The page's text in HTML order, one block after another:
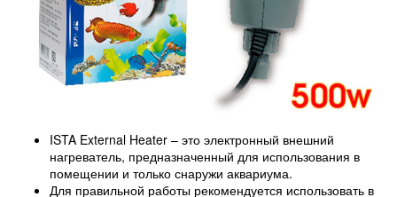
ISTA External Heater – это электронный внешний
нагреватель, предназначенный для использования в
помещении и только снаружи аквариума.
Для правильной работы рекомендуется использовать в